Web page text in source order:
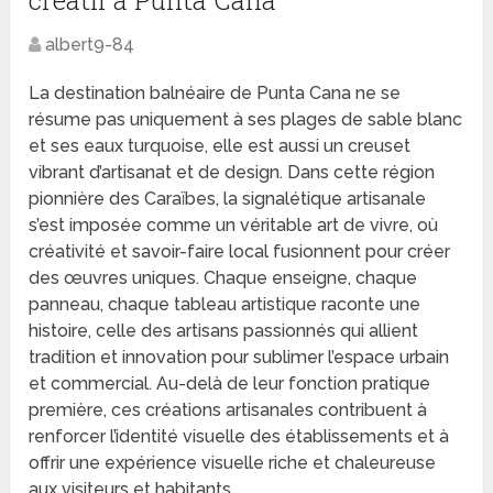
albert9-84
La destination balnéaire de Punta Cana ne se
résume pas uniquement à ses plages de sable blanc
et ses eaux turquoise, elle est aussi un creuset
vibrant d’artisanat et de design. Dans cette région
pionnière des Caraïbes, la signalétique artisanale
s’est imposée comme un véritable art de vivre, où
créativité et savoir-faire local fusionnent pour créer
des œuvres uniques. Chaque enseigne, chaque
panneau, chaque tableau artistique raconte une
histoire, celle des artisans passionnés qui allient
tradition et innovation pour sublimer l’espace urbain
et commercial. Au-delà de leur fonction pratique
première, ces créations artisanales contribuent à
renforcer l’identité visuelle des établissements et à
offrir une expérience visuelle riche et chaleureuse